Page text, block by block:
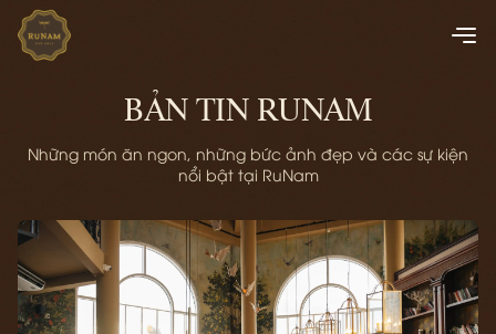
BẢN TIN RUNAM
Những món ăn ngon, những bức ảnh đẹp và các sự kiện
nổi bật tại RuNam